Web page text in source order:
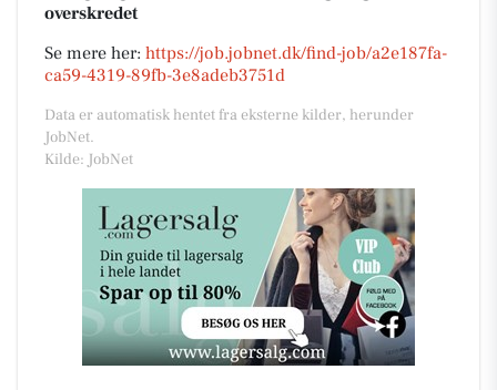
overskredet
Se mere her: https://job.jobnet.dk/find-job/a2e187fa-
ca59-4319-89fb-3e8adeb3751d
Data er automatisk hentet fra eksterne kilder, herunder
JobNet.
Kilde: JobNet